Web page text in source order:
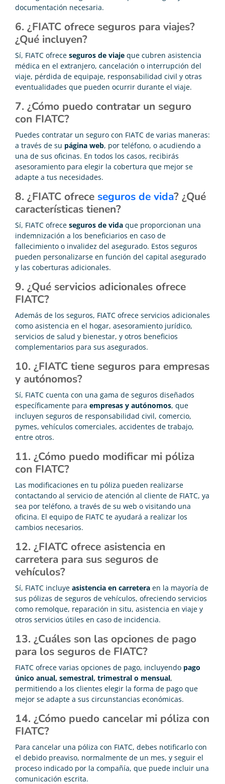
documentación necesaria.
6. ¿FIATC ofrece seguros para viajes?
¿Qué incluyen?
Sí, FIATC ofrece seguros de viaje que cubren asistencia
médica en el extranjero, cancelación o interrupción del
viaje, pérdida de equipaje, responsabilidad civil y otras
eventualidades que pueden ocurrir durante el viaje.
7. ¿Cómo puedo contratar un seguro
con FIATC?
Puedes contratar un seguro con FIATC de varias maneras:
a través de su página web, por teléfono, o acudiendo a
una de sus oficinas. En todos los casos, recibirás
asesoramiento para elegir la cobertura que mejor se
adapte a tus necesidades.
8. ¿FIATC ofrece seguros de vida? ¿Qué
características tienen?
Sí, FIATC ofrece seguros de vida que proporcionan una
indemnización a los beneficiarios en caso de
fallecimiento o invalidez del asegurado. Estos seguros
pueden personalizarse en función del capital asegurado
y las coberturas adicionales.
9. ¿Qué servicios adicionales ofrece
FIATC?
Además de los seguros, FIATC ofrece servicios adicionales
como asistencia en el hogar, asesoramiento jurídico,
servicios de salud y bienestar, y otros beneficios
complementarios para sus asegurados.
10. ¿FIATC tiene seguros para empresas
y autónomos?
Sí, FIATC cuenta con una gama de seguros diseñados
específicamente para empresas y autónomos, que
incluyen seguros de responsabilidad civil, comercio,
pymes, vehículos comerciales, accidentes de trabajo,
entre otros.
11. ¿Cómo puedo modificar mi póliza
con FIATC?
Las modificaciones en tu póliza pueden realizarse
contactando al servicio de atención al cliente de FIATC, ya
sea por teléfono, a través de su web o visitando una
oficina. El equipo de FIATC te ayudará a realizar los
cambios necesarios.
12. ¿FIATC ofrece asistencia en
carretera para sus seguros de
vehículos?
Sí, FIATC incluye asistencia en carretera en la mayoría de
sus pólizas de seguros de vehículos, ofreciendo servicios
como remolque, reparación in situ, asistencia en viaje y
otros servicios útiles en caso de incidencia.
13. ¿Cuáles son las opciones de pago
para los seguros de FIATC?
FIATC ofrece varias opciones de pago, incluyendo pago
único anual, semestral, trimestral o mensual,
permitiendo a los clientes elegir la forma de pago que
mejor se adapte a sus circunstancias económicas.
14. ¿Cómo puedo cancelar mi póliza con
FIATC?
Para cancelar una póliza con FIATC, debes notificarlo con
el debido preaviso, normalmente de un mes, y seguir el
proceso indicado por la compañía, que puede incluir una
comunicación escrita.